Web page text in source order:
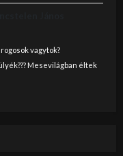
vagytok?
Mesevilágban éltek